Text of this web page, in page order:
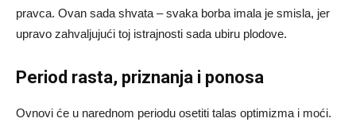
pravca. Ovan sada shvata – svaka borba imala je smisla, jer
upravo zahvaljujući toj istrajnosti sada ubiru plodove.
Period rasta, priznanja i ponosa
Ovnovi će u narednom periodu osetiti talas optimizma i moći.